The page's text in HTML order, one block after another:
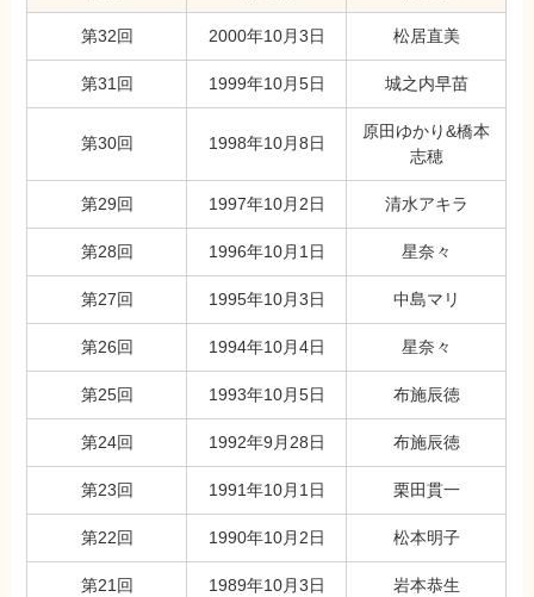
第32回 2000年10月3日 松居直美
第31回 1999年10月5日 城之内早苗
第30回 1998年10月8日
原田ゆかり&橋本
志穂
第29回 1997年10月2日 清水アキラ
第28回 1996年10月1日 星奈々
第27回 1995年10月3日 中島マリ
第26回 1994年10月4日 星奈々
第25回 1993年10月5日 布施辰徳
第24回 1992年9月28日 布施辰徳
第23回 1991年10月1日 栗田貫一
第22回 1990年10月2日 松本明子
第21回 1989年10月3日 岩本恭生